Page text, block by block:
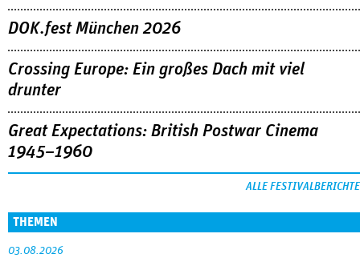
DOK.fest München 2026
Crossing Europe: Ein großes Dach mit viel
drunter
Great Expectations: British Postwar Cinema
1945–1960
ALLE FESTIVALBERICHTE
THEMEN
03.08.2026